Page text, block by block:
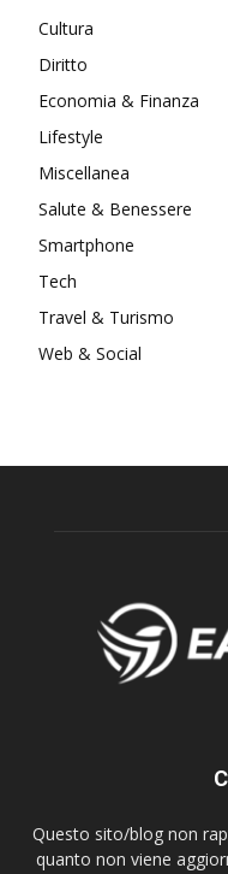
Cultura
Diritto
Economia & Finanza
Lifestyle
Miscellanea
Salute & Benessere
Smartphone
Tech
Travel & Turismo
Web & Social
Questo sito/blog non
quanto non viene